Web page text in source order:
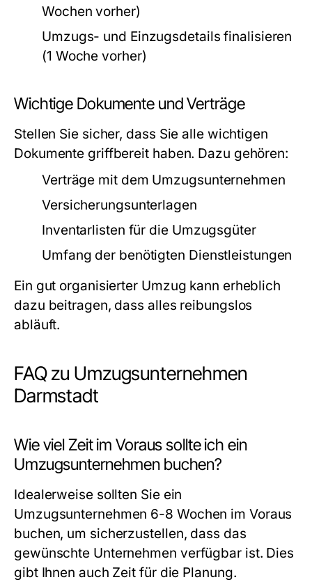
Wochen vorher)
Umzugs- und Einzugsdetails finalisieren
(1 Woche vorher)
Wichtige Dokumente und Verträge
Stellen Sie sicher, dass Sie alle wichtigen
Dokumente griffbereit haben. Dazu gehören:
Verträge mit dem Umzugsunternehmen
Versicherungsunterlagen
Inventarlisten für die Umzugsgüter
Umfang der benötigten Dienstleistungen
Ein gut organisierter Umzug kann erheblich
dazu beitragen, dass alles reibungslos
abläuft.
FAQ zu Umzugsunternehmen
Darmstadt
Wie viel Zeit im Voraus sollte ich ein
Umzugsunternehmen buchen?
Idealerweise sollten Sie ein
Umzugsunternehmen 6-8 Wochen im Voraus
buchen, um sicherzustellen, dass das
gewünschte Unternehmen verfügbar ist. Dies
gibt Ihnen auch Zeit für die Planung.